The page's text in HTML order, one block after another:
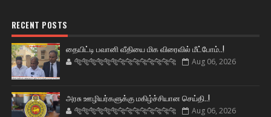
RECENT POSTS
தையிட்டி பவானி வீதியை மிக விரைவில் மீட்போம்..!
🐅🐅🐅🐅🐅🐅🐆🐆🐆🐆🐆🐆🐆🐆 Aug 06, 2026
அரசு ஊழியர்களுக்கு மகிழ்ச்சியான செய்தி..!
🐅🐅🐅🐅🐅🐅🐆🐆🐆🐆🐆🐆🐆🐆 Aug 06, 2026